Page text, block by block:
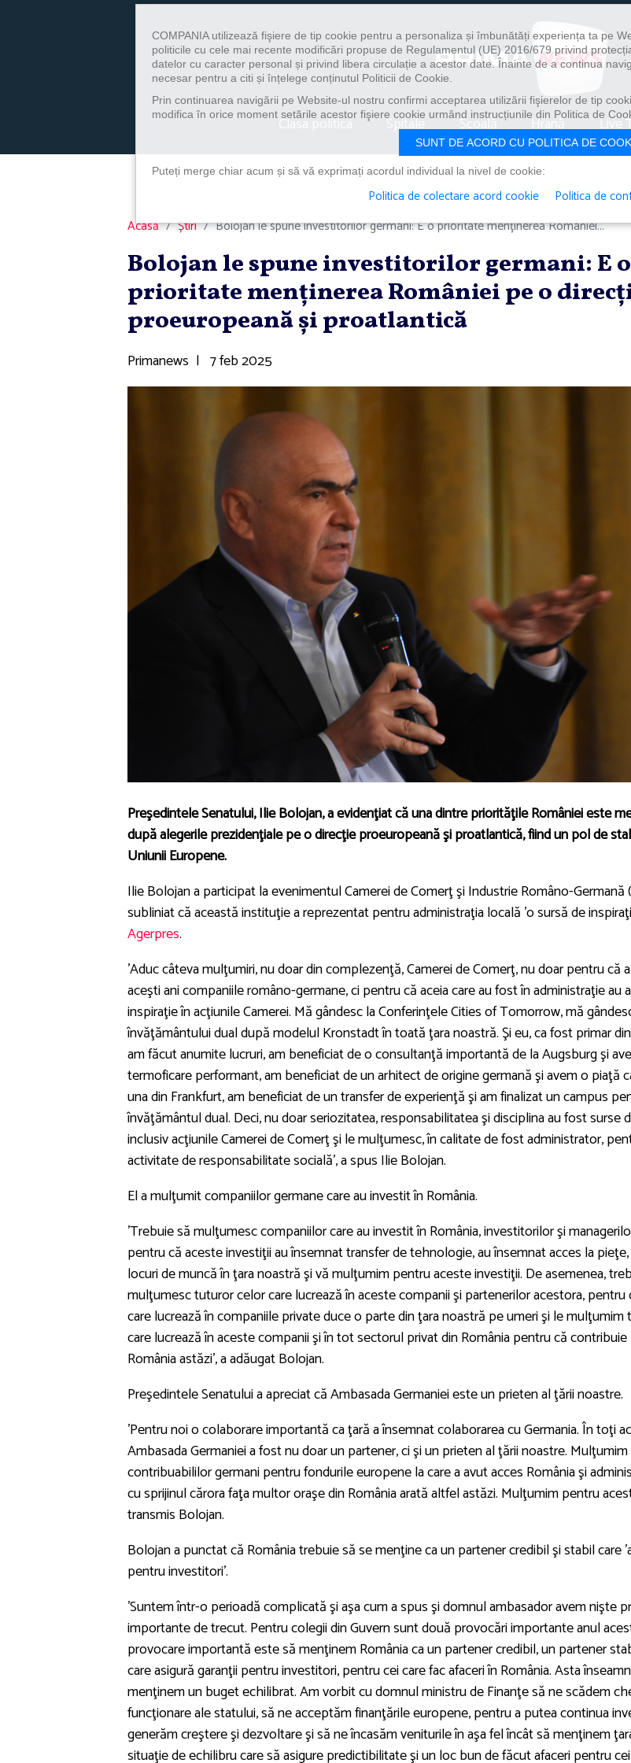
Clasa politica Spitale Școală Hrană Live
Acasă Știri Bolojan le spune investitorilor germani: E o prioritate menţinerea României...
Bolojan le spune investitorilor germani: E o
prioritate menţinerea României pe o
proeuropeană şi proatlantică
Primanews | 7 feb 2025
Preşedintele Senatului, Ilie Bolojan, a evidenţiat că una dintre priorităţile României este
după alegerile prezidenţiale pe o direcţie proeuropeană şi proatlantică, fiind un pol de
Uniunii Europene.
Ilie Bolojan a participat la evenimentul Camerei de Comerţ şi Industrie Româno-Germană
subliniat că această instituţie a reprezentat pentru administraţia locală 'o sursă de
Agerpres.
'Aduc câteva mulţumiri, nu doar din complezenţă, Camerei de Comerţ, nu doar pentru că
aceşti ani companiile româno-germane, ci pentru că aceia care au fost în administraţie au
inspiraţie în acţiunile Camerei. Mă gândesc la Conferinţele Cities of Tomorrow, mă
învăţământului dual după modelul Kronstadt în toată ţara noastră. Şi eu, ca fost primar
am făcut anumite lucruri, am beneficiat de o consultanţă importantă de la Augsburg şi
termoficare performant, am beneficiat de un arhitect de origine germană şi avem o piaţă
una din Frankfurt, am beneficiat de un transfer de experienţă şi am finalizat un campus
învăţământul dual. Deci, nu doar seriozitatea, responsabilitatea şi disciplina au fost surse
inclusiv acţiunile Camerei de Comerţ şi le mulţumesc, în calitate de fost administrator,
activitate de responsabilitate socială', a spus Ilie Bolojan.
El a mulţumit companiilor germane care au investit în România.
'Trebuie să mulţumesc companiilor care au investit în România, investitorilor şi
pentru că aceste investiţii au însemnat transfer de tehnologie, au însemnat acces la
locuri de muncă în ţara noastră şi vă mulţumim pentru aceste investiţii. De asemenea,
mulţumesc tuturor celor care lucrează în aceste companii şi partenerilor acestora, pentru
care lucrează în companiile private duce o parte din ţara noastră pe umeri şi le
care lucrează în aceste companii şi în tot sectorul privat din România pentru că
România astăzi', a adăugat Bolojan.
Preşedintele Senatului a apreciat că Ambasada Germaniei este un prieten al ţării noastre.
'Pentru noi o colaborare importantă ca ţară a însemnat colaborarea cu Germania. În toţi
Ambasada Germaniei a fost nu doar un partener, ci şi un prieten al ţării noastre.
contribuabililor germani pentru fondurile europene la care a avut acces România şi
cu sprijinul cărora faţa multor oraşe din România arată altfel astăzi. Mulţumim pentru
transmis Bolojan.
Bolojan a punctat că România trebuie să se menţine ca un partener credibil şi stabil care
pentru investitori'.
'Suntem într-o perioadă complicată şi aşa cum a spus şi domnul ambasador avem nişte
importante de trecut. Pentru colegii din Guvern sunt două provocări importante anul
provocare importantă este să menţinem România ca un partener credibil, un partener
care asigură garanţii pentru investitori, pentru cei care fac afaceri în România. Asta
menţinem un buget echilibrat. Am vorbit cu domnul ministru de Finanţe să ne scădem
funcţionare ale statului, să ne acceptăm finanţările europene, pentru a putea continua
generăm creştere şi dezvoltare şi să ne încasăm veniturile în aşa fel încât să menţinem
situaţie de echilibru care să asigure predictibilitate şi un loc bun de făcut afaceri pentru
COMPANIA utilizează fişiere de tip cookie pentru a personaliza și îmbunătăți experiența ta pe
politicile cu cele mai recente modificări propuse de Regulamentul (UE) 2016/679 privind
datelor cu caracter personal și privind libera circulație a acestor date. Înainte de a continua
necesar pentru a citi și înțelege conținutul Politicii de Cookie.
Prin continuarea navigării pe Website-ul nostru confirmi acceptarea utilizării fişierelor de tip
modifica în orice moment setările acestor fişiere cookie urmând instrucțiunile din Politica de
SUNT DE ACORD CU POLITICA DE
Puteți merge chiar acum și să vă exprimați acordul individual la nivel de cookie:
Politica de colectare acord cookie Politica de